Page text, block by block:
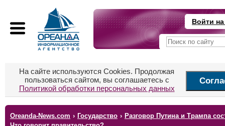
Войти
На сайте используются Cookies. Продолжая
пользоваться сайтом, вы соглашаетесь с
Политикой обработки персональных данных
Oreanda-News.com › Государство › Разговор Путина и Трампа